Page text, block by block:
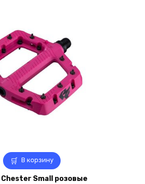
В корзину
Chester Small розовые